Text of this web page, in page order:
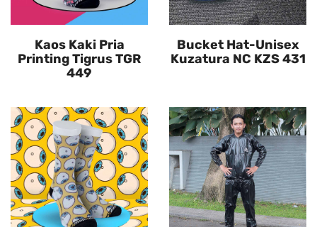
Kaos Kaki Pria
Printing Tigrus TGR
449
Bucket Hat-Unisex
Kuzatura NC KZS 431